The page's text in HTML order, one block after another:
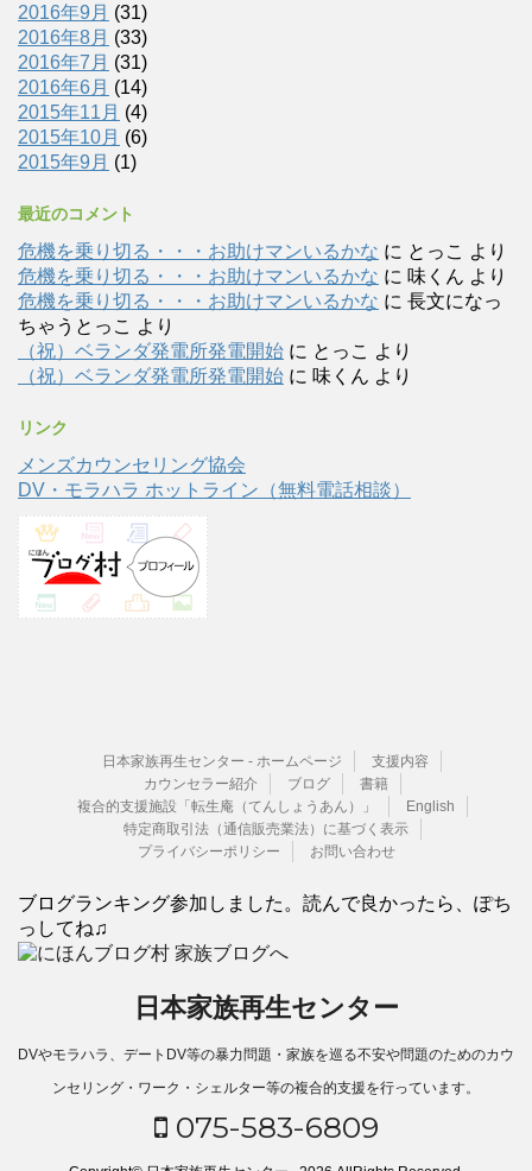
2016年9月 (31)
2016年8月 (33)
2016年7月 (31)
2016年6月 (14)
2015年11月 (4)
2015年10月 (6)
2015年9月 (1)
最近のコメント
危機を乗り切る・・・お助けマンいるかな に とっこ より
危機を乗り切る・・・お助けマンいるかな に 味くん より
危機を乗り切る・・・お助けマンいるかな に 長文になっ
ちゃうとっこ より
（祝）ベランダ発電所発電開始 に とっこ より
（祝）ベランダ発電所発電開始 に 味くん より
リンク
メンズカウンセリング協会
DV・モラハラ ホットライン（無料電話相談）
日本家族再生センター - ホームページ
支援内容
カウンセラー紹介
ブログ
書籍
複合的支援施設「転生庵（てんしょうあん）」
English
特定商取引法（通信販売業法）に基づく表示
プライバシーポリシー
お問い合わせ
ブログランキング参加しました。読んで良かったら、ぽち
っしてね♫
日本家族再生センター
DVやモラハラ、デートDV等の暴力問題・家族を巡る不安や問題のためのカウ
ンセリング・ワーク・シェルター等の複合的支援を行っています。
075-583-6809